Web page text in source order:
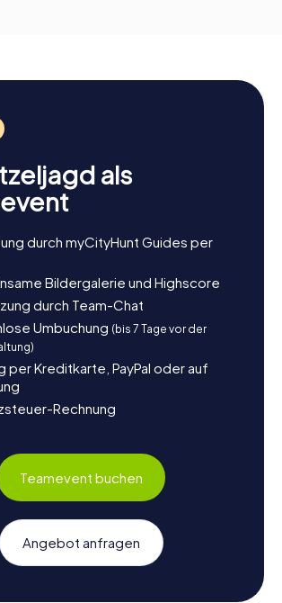
als
durch myCityHunt Guides per
Bildergalerie und Highscore
durch Team-Chat
Umbuchung (bis 7 Tage vor der
per Kreditkarte, PayPal oder auf
Rechnung
Teamevent buchen
Angebot anfragen